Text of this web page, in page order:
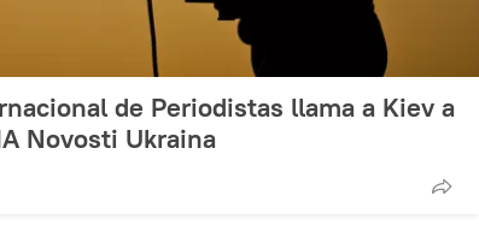
de Periodistas llama a Kiev a
Novosti Ukraina